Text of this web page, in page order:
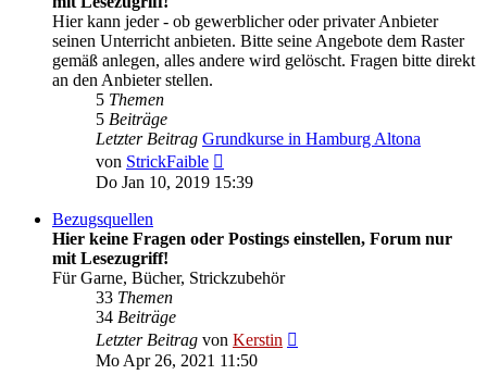
Hier kann jeder - ob gewerblicher oder privater Anbieter
seinen Unterricht anbieten. Bitte seine Angebote dem Raster
gemäß anlegen, alles andere wird gelöscht. Fragen bitte direkt
an den Anbieter stellen.
5 Themen
5 Beiträge
Letzter Beitrag Grundkurse in Hamburg Altona
von StrickFaible
Beitrag
Do Jan 10, 2019 15:39
Bezugsquellen
Hier keine Fragen oder Postings einstellen, Forum nur
mit Lesezugriff!
Für Garne, Bücher, Strickzubehör
33 Themen
34 Beiträge
Letzter Beitrag von Kerstin
Mo Apr 26, 2021 11:50